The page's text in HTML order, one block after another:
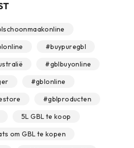
#buypuregbl
#gblbuyonline
#gblonline
#gblproducten
5L GBL te koop
om GBL te kopen